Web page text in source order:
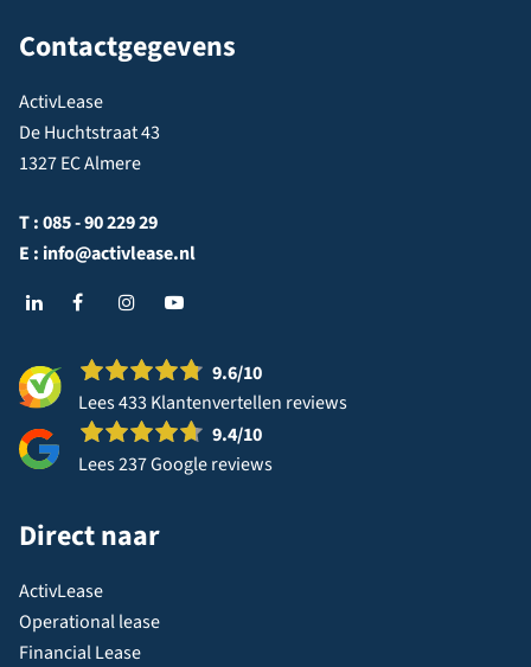
Contactgegevens
ActivLease
De Huchtstraat 43
1327 EC Almere
T :085 - 90 229 29
E : info@activlease.nl
9.6/10
Lees 433 Klantenvertellen reviews
9.4/10
Lees 237 Google reviews
Direct naar
ActivLease
Operational lease
Financial Lease